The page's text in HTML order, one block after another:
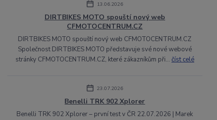
13.06.2026
DIRTBIKES MOTO spouští nový web
CFMOTOCENTRUM.CZ
DIRTBIKES MOTO spouští nový web CFMOTOCENTRUM.CZ
Společnost DIRTBIKES MOTO představuje své nové webové
stránky CFMOTOCENTRUM.CZ, které zákazníkům při... číst celé
23.07.2026
Benelli TRK 902 Xplorer
Benelli TRK 902 Xplorer – první test v ČR 22.07.2026 | Marek